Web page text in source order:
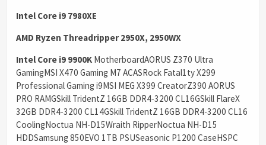
Intel Core i9 7980XE
AMD Ryzen Threadripper 2950X, 2950WX
Intel Core i9 9900K MotherboardAORUS Z370 Ultra
GamingMSI X470 Gaming M7 ACASRock Fatal1ty X299
Professional Gaming i9MSI MEG X399 CreatorZ390 AORUS
PRO RAMGSkill TridentZ 16GB DDR4-3200 CL16GSkill FlareX
32GB DDR4-3200 CL14GSkill TridentZ 16GB DDR4-3200 CL16
CoolingNoctua NH-D15Wraith RipperNoctua NH-D15
HDDSamsung 850EVO 1TB PSUSeasonic P1200 CaseHSPC